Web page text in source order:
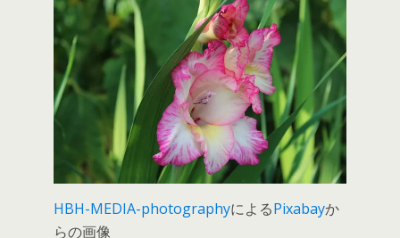
HBH-MEDIA-photographyによるPixabayか
らの画像